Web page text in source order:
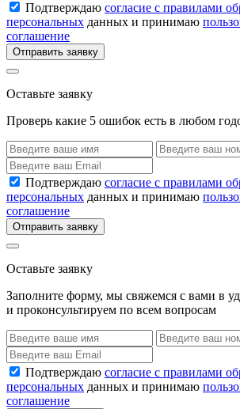
Подтверждаю согласие с правилами
персональных данных и принимаю
соглашение
Отправить заявку
Оставьте заявку
Проверь какие 5 ошибок есть в любом
Подтверждаю согласие с правилами
персональных данных и принимаю
соглашение
Отправить заявку
Оставьте заявку
Заполните форму, мы свяжемся с вами в
и проконсультируем по всем вопросам
Подтверждаю согласие с правилами
персональных данных и принимаю
соглашение